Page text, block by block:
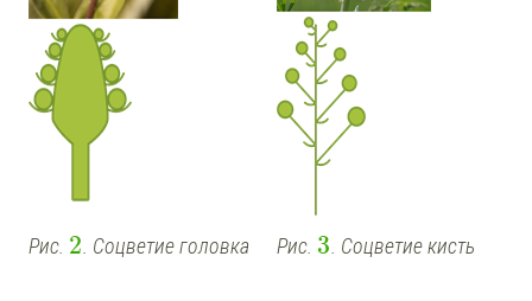
Рис. 2. Соцветие головка Рис. 3. Соцветие кисть